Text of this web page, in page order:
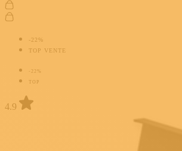
-22%
TOP VENTE
-22%
TOP
4.9